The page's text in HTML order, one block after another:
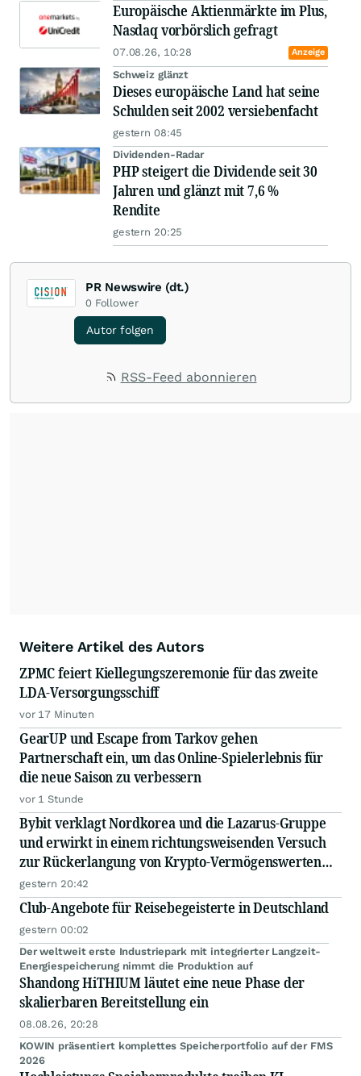
Europäische Aktienmärkte im Plus,
Nasdaq vorbörslich gefragt
07.08.26, 10:28 Anzeige
Schweiz glänzt
Dieses europäische Land hat seine
Schulden seit 2002 versiebenfacht
gestern 08:45
Dividenden-Radar
PHP steigert die Dividende seit 30
Jahren und glänzt mit 7,6 %
Rendite
gestern 20:25
PR Newswire (dt.)
0 Follower
Autor folgen
RSS-Feed abonnieren
Weitere Artikel des Autors
ZPMC feiert Kiellegungszeremonie für das zweite
LDA-Versorgungsschiff
vor 17 Minuten
GearUP und Escape from Tarkov gehen
Partnerschaft ein, um das Online-Spielerlebnis für
die neue Saison zu verbessern
vor 1 Stunde
Bybit verklagt Nordkorea und die Lazarus-Gruppe
und erwirkt in einem richtungsweisenden Versuch
zur Rückerlangung von Krypto-Vermögenswerten
eine einstweilige Verfügung zur Einfrierung
gestohlener Vermögenswerte
gestern 20:42
Club-Angebote für Reisebegeisterte in Deutschland
gestern 00:02
Der weltweit erste Industriepark mit integrierter Langzeit-
Energiespeicherung nimmt die Produktion auf
Shandong HiTHIUM läutet eine neue Phase der
skalierbaren Bereitstellung ein
08.08.26, 20:28
KOWIN präsentiert komplettes Speicherportfolio auf der FMS
2026